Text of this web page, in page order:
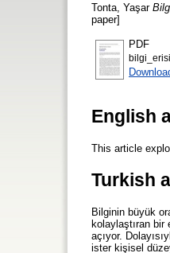
Tonta, Yaşar
paper]
PDF
English
This article
Turkish
Bilginin büyük
kolaylaştıran bir
açıyor.
ister kişisel